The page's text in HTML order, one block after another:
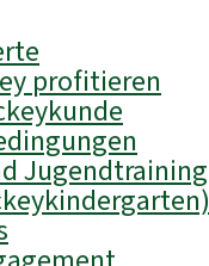
profitieren
Jugendtraining